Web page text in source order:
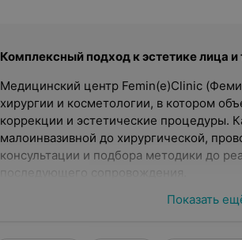
Комплексный подход к эстетике лица и
Медицинский центр Femin(e)Clinic
хирургии и косметологии, в котором
коррекции и эстетические процедуры.
малоинвазивной до хирургической,
консультации и подбора методики до
последующего сопровождения.
Индивидуальная концепцияПоказать